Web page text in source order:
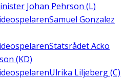
Johan Pehrson (L)
Samuel Gonzalez
Statsrådet Acko
(KD)
Ulrika Liljeberg (C)